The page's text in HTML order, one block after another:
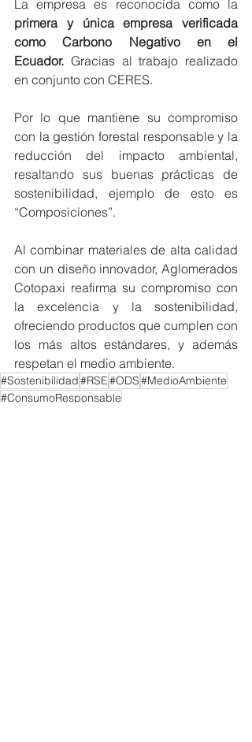
primera y única empresa verificada
como Carbono Negativo en el
Ecuador. Gracias al trabajo realizado
en conjunto con CERES.
Por lo que mantiene su compromiso
con la gestión forestal responsable y la
reducción del impacto ambiental,
resaltando sus buenas prácticas de
sostenibilidad, ejemplo de esto es
“Composiciones”.
Al combinar materiales de alta calidad
con un diseño innovador, Aglomerados
Cotopaxi reafirma su compromiso con
la excelencia y la sostenibilidad,
ofreciendo productos que cumplen con
los más altos estándares, y además
respetan el medio ambiente.
#Sostenibilidad#RSE#ODS#MedioAmbiente
#ConsumoResponsable